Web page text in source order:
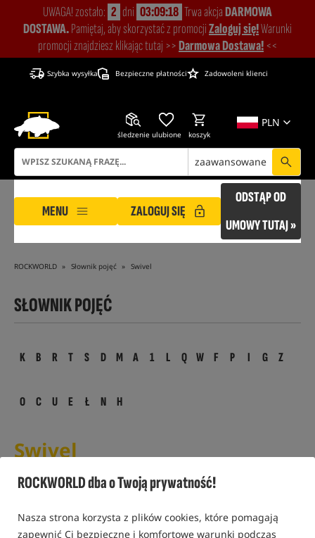
ROCKWORLD dba o Twoją prywatność!
Nasza strona korzysta z plików cookies, które pomagają
zapewnić Ci bezpieczne i komfortowe warunki podczas
UWAGA! zostało: 2 dni 03:09:17 Trwa akcjaDARMOWA
DOSTAWA.Pamiętaj, aby skorzystać z promocjiZaloguj się!Warunki
promocji znajdziesz klikając tutaj >>Darmowa Dostawa! <<
Szybka wysyłka Bezpieczne płatności Zadowoleni klienci
PLN
śledzenie ulubione koszyk
zaawansowane
MENU ZALOGUJ SIĘ
ODSTĄP OD
UMOWY TUTAJ »
ROCKWORLD Słownik pojęć Swivel
SŁOWNIK POJĘĆ
K B R T S D M A 1 L Q W F P I G Z
O C U E Ł N H
Swivel
Swivel - to z języka angielskiego krętlik.
PRODUKTY POWIĄZANE